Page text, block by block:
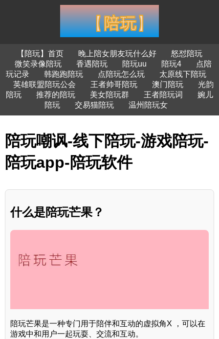
【陪玩】首页 晚上陪女朋友玩什么好
怒怼陪玩
微笑录像陪玩
香遇陪玩 陪玩uu 陪玩4
点陪
玩记录
韩跑跑陪玩 点陪玩怎么玩
太原线下陪玩
英雄联盟陪玩公会
王者帅哥陪玩 澳门陪玩
光韵
陪玩
推荐的陪玩 美女陪玩群 王者陪玩词
婉儿
陪玩
交易猫陪玩 温州陪玩女
陪玩嘲讽-线下陪玩-游戏陪玩-
陪玩app-陪玩软件
什么是陪玩芒果？
陪玩芒果是一种专门用于陪伴和互动的虚拟角X ，可以在
游戏中和用户一起玩耍、交流和互动。